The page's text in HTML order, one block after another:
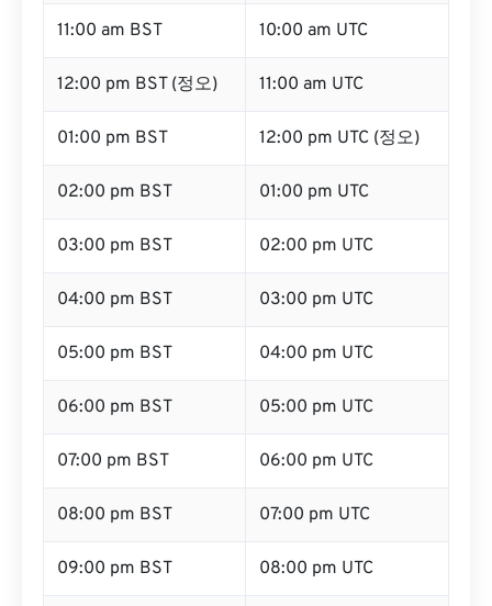
11:00 am BST 10:00 am UTC
12:00 pm BST (정오) 11:00 am UTC
01:00 pm BST 12:00 pm UTC (정오)
02:00 pm BST 01:00 pm UTC
03:00 pm BST 02:00 pm UTC
04:00 pm BST 03:00 pm UTC
05:00 pm BST 04:00 pm UTC
06:00 pm BST 05:00 pm UTC
07:00 pm BST 06:00 pm UTC
08:00 pm BST 07:00 pm UTC
09:00 pm BST 08:00 pm UTC